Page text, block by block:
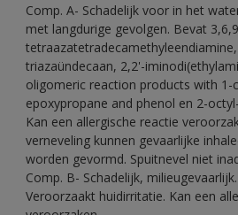
Comp. A- Schadelijk voor in het
met langdurige gevolgen. Bevat
triazaündecaan, 2,2'-
oligomeric reaction products with 1-
epoxypropane and phenol en 2-
Kan een allergische reactie
verneveling kunnen gevaarlijke
worden gevormd. Spuitnevel niet
Comp. B- Schadelijk,
Veroorzaakt huidirritatie. Kan een